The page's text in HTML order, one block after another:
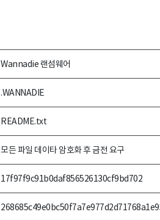
Wannadie 랜섬웨어
.WANNADIE
README.txt
모든 파일 데이타 암호화 후 금전 요구
17f97f9c91b0daf856526130cf9bd702